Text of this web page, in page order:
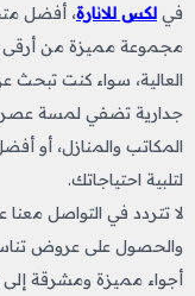
في لكس للانارة، أفضل
مجموعة مميزة من أرقى
العالية، سواء كنت تبحث
جدارية تضفي لمسة
المكاتب والمنازل، أو
لتلبية احتياجاتك.
لا تتردد في التواصل معنا
والحصول على عروض
أجواء مميزة ومشرقة